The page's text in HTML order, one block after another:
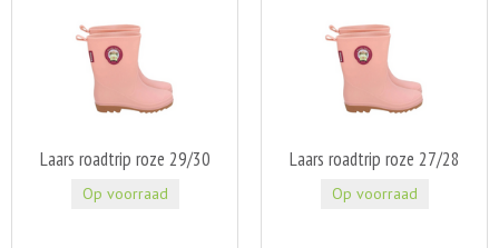
Laars roadtrip roze 29/30
Op voorraad
Laars roadtrip roze 27/28
Op voorraad